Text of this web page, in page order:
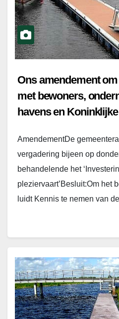
Ons amendement
met bewoners,
havens en
stellen.
AmendementDe
vergadering bijeen op
behandelende het
pleziervaart’Besluit:Om het
luidt Kennis te nemen van